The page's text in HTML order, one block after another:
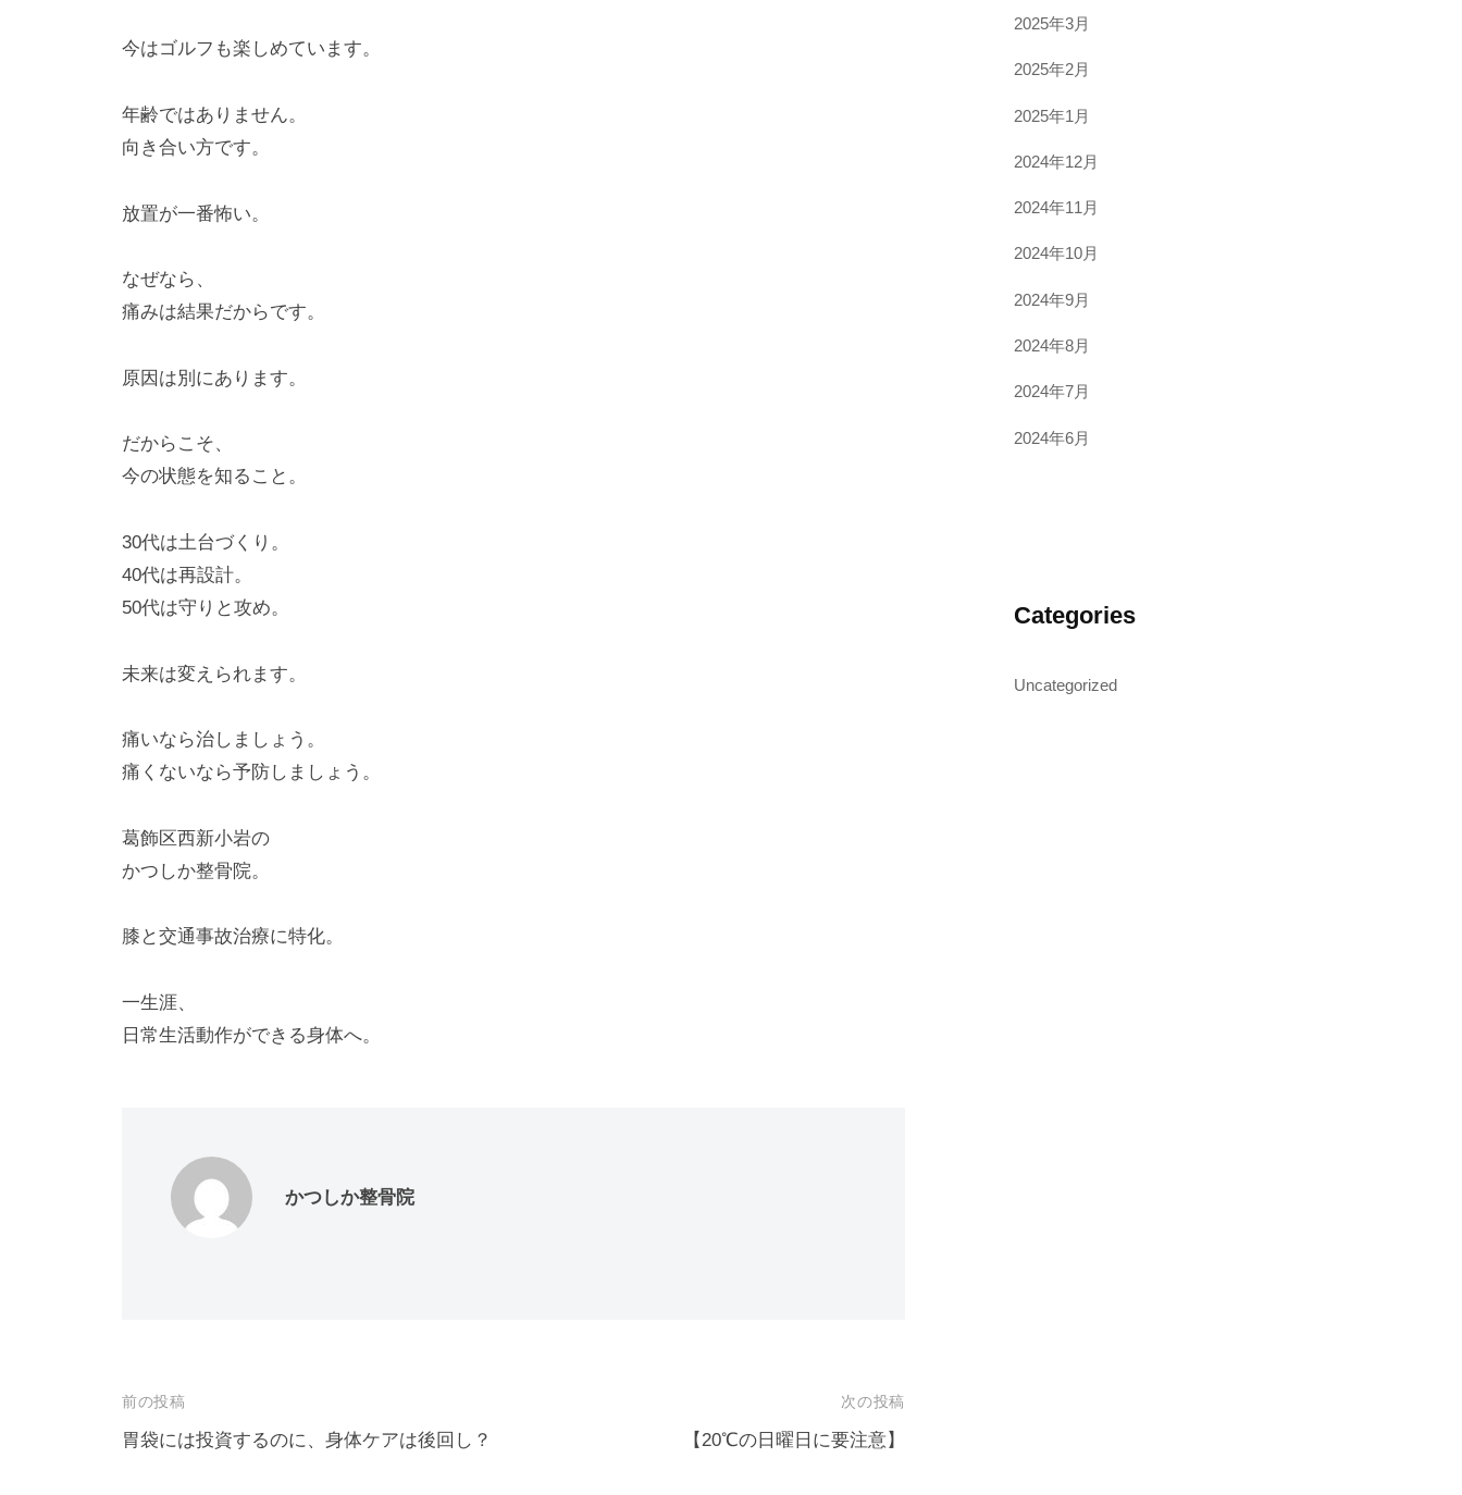
今はゴルフも楽しめています。
年齢ではありません。
向き合い方です。
放置が一番怖い。
なぜなら、
痛みは結果だからです。
原因は別にあります。
だからこそ、
今の状態を知ること。
30代は土台づくり。
40代は再設計。
50代は守りと攻め。
未来は変えられます。
痛いなら治しましょう。
痛くないなら予防しましょう。
葛飾区西新小岩の
かつしか整骨院。
膝と交通事故治療に特化。
一生涯、
日常生活動作ができる身体へ。
かつしか整骨院
投
稿
前の投稿
胃袋には投資するのに、身体ケアは後回し？
次の投稿
【20℃の日曜日に要注意】
2025年3月
2025年2月
2025年1月
2024年12月
2024年11月
2024年10月
2024年9月
2024年8月
2024年7月
2024年6月
Categories
Uncategorized